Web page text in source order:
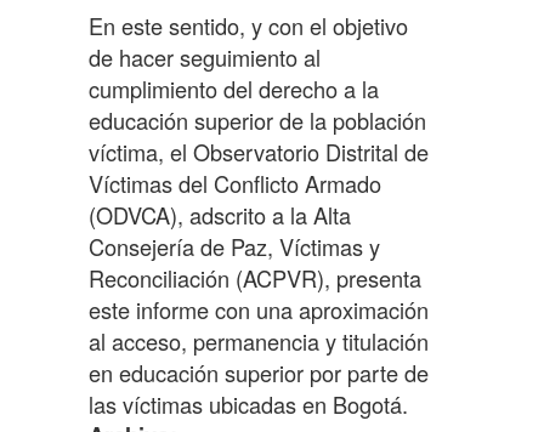
En este sentido, y con el objetivo
de hacer seguimiento al
cumplimiento del derecho a la
educación superior de la población
víctima, el Observatorio Distrital de
Víctimas del Conflicto Armado
(ODVCA), adscrito a la Alta
Consejería de Paz, Víctimas y
Reconciliación (ACPVR), presenta
este informe con una aproximación
al acceso, permanencia y titulación
en educación superior por parte de
las víctimas ubicadas en Bogotá.